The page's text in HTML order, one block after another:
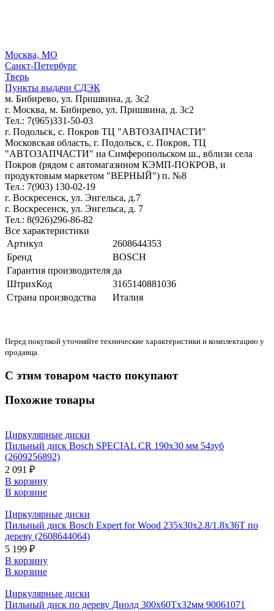
Москва, МО
Санкт-Петербург
Тверь
Пункты выдачи СДЭК
м. Бибирево, ул. Пришвина, д. 3с2
г. Москва, м. Бибирево, ул. Пришвина, д. 3с2
Тел.: 7(965)331-50-03
г. Подольск, c. Покров ТЦ "АВТОЗАПЧАСТИ"
Московская область, г. Подольск, c. Покров, ТЦ
"АВТОЗАПЧАСТИ" на Симферопольском ш., вблизи села
Покров (рядом с автомагазином КЭМП-ПОКРОВ, и
продуктовым маркетом "ВЕРНЫЙ") п. №8
Тел.: 7(903) 130-02-19
г. Воскресенск, ул. Энгельса, д.7
г. Воскресенск, ул. Энгельса, д. 7
Тел.: 8(926)296-86-82
Все характеристики
Артикул
2608644353
Бренд
BOSCH
Гарантия производителя да
ШтрихКод
3165140881036
Страна производства
Италия
Перед покупкой уточняйте технические характеристики и комплектацию у
продавца.
С этим товаром часто покупают
Похожие товары
Циркулярные диски
Пильный диск Bosch SPECIAL CR 190x30 мм 54зуб
(2609256892)
2 091 ₽
В корзину
В корзине
Циркулярные диски
Пильный диск Bosch Expert for Wood 235x30x2.8/1.8x36T по
дереву (2608644064)
5 199 ₽
В корзину
В корзине
Циркулярные диски
Пильный диск по дереву Диолд 300x60Tx32мм 90061071